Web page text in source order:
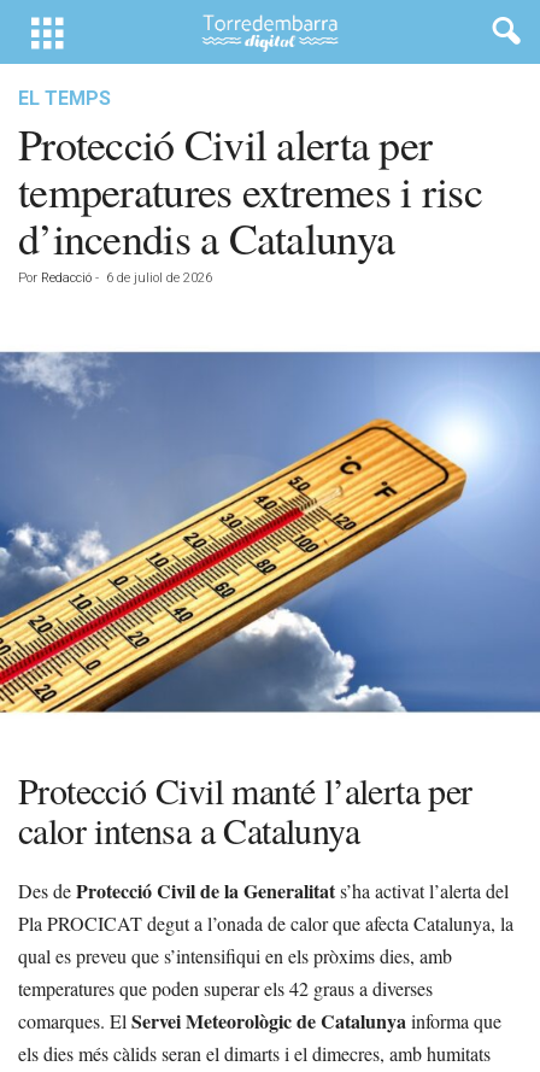
EL TEMPS
Protecció Civil alerta per
temperatures extremes i risc
d’incendis a Catalunya
Por Redacció - 6 de juliol de 2026
Protecció Civil manté l’alerta per
calor intensa a Catalunya
Des deProtecció Civil de la Generalitats’ha activat l’alerta del
Pla PROCICAT degut a l’onada de calor que afecta Catalunya, la
qual es preveu que s’intensifiqui en els pròxims dies, amb
temperatures que poden superar els 42 graus a diverses
comarques. El Servei Meteorològic de Catalunyainforma que
els dies més càlids seran el dimarts i el dimecres, amb humitats